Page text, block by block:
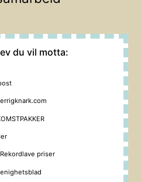
du vil motta:
Rekordlave priser